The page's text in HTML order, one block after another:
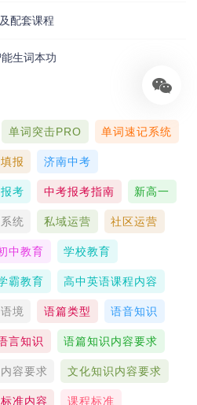
配套课程
生词本功
单词突击PRO 单词速记系统
报 济南中考
考 中考报考指南 新高一
统 私域运营 社区运营
中教育 学校教育
霸教育 高中英语课程内容
境 语篇类型 语音知识
言知识 语篇知识内容要求
容要求 文化知识内容要求
准内容 课程标准